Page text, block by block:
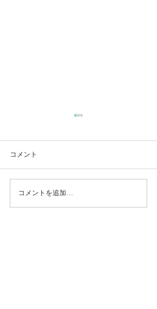
動かないところに、中心
がある。——ロジャース
コメント
コメントを追加…